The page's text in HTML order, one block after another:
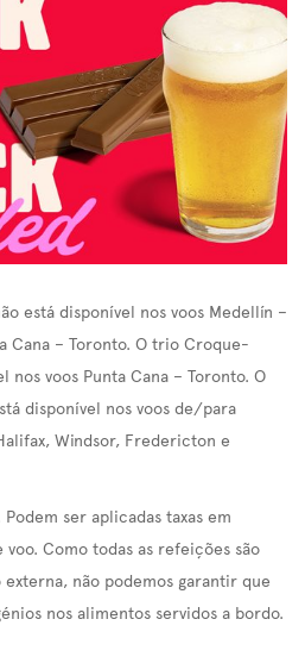
está disponível nos voos Medellín –
Cana – Toronto. O trio Croque-
nos voos Punta Cana – Toronto. O
disponível nos voos de/para
Windsor, Fredericton e
ser aplicadas taxas em
Como todas as refeições são
não podemos garantir que
nos alimentos servidos a bordo.